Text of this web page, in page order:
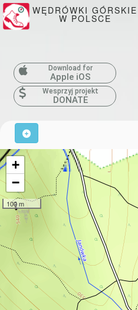
WĘDRÓWKI GÓRSKIE
W POLSCE
Download for
Apple iOS
Wesprzyj projekt
DONATE
+
−
100 m